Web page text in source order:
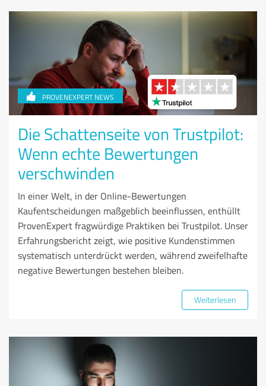
PROVENEXPERT NEWS
Die Schattenseite von Trustpilot:
Wenn echte Bewertungen
verschwinden
In einer Welt, in der Online-Bewertungen
Kaufentscheidungen maßgeblich beeinflussen, enthüllt
ProvenExpert fragwürdige Praktiken bei Trustpilot. Unser
Erfahrungsbericht zeigt, wie positive Kundenstimmen
systematisch unterdrückt werden, während zweifelhafte
negative Bewertungen bestehen bleiben.
Weiterlesen